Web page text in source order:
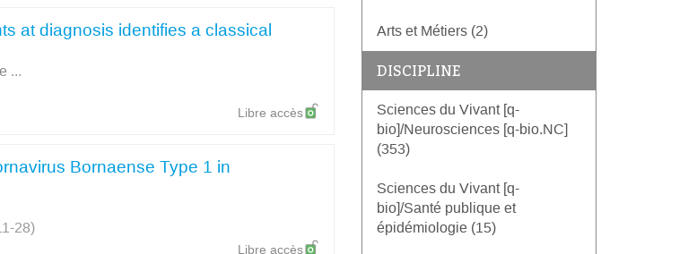
at diagnosis identifies a classical
...
Libre accès
Bornaense Type 1 in
28)
Libre accès
Arts et Métiers (2)
DISCIPLINE
Sciences du Vivant [q-
bio]/Neurosciences [q-bio.NC]
(353)
Sciences du Vivant [q-
bio]/Santé publique et
épidémiologie (15)